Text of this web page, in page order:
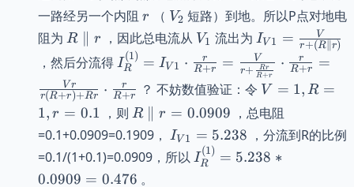
{2R + r}
一路经另一个内阻r
r （ V_2
V2 短路）到地。所以P点对地电
阻为 R
\parallel
r
R r ，因此总电流从 V_1
V1 流出为 I_{V1}
=
\frac{V}
{r + (R
\parallel
r)}
I V 1 = r+(R∥ r)
V
，然后分流得 I^{(1)}_R
= I_{V1}
\cdot
\frac{r}
{R+r} =
\frac{V}
IR
(1) = IV 1 ⋅ R+r
r = r+ R+r
Rr
V ⋅ R+r
r =
r(R+r)+Rr
V r ⋅ R+r
r ？ 不妨数值验证：令 V=1,
R=1,
r=0.1
V = 1, R =
1, r = 0.1 ，则 R
\parallel
0.0909
R r = 0.0909 ，总电阻
=0.1+0.0909=0.1909，
I_{V1}=5.238
IV 1 = 5.238 ，分流到R的比例
=0.1/(1+0.1)=0.0909，所以 IR
(1) = 5.238 ∗
0.0909 = 0.476 。